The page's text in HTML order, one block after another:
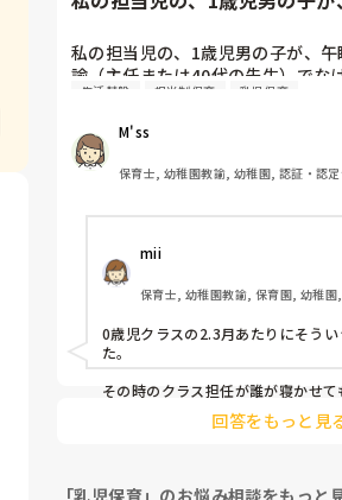
私の担当児の、1歳児男の子が、
諭（主任または40代の先生）でな
って遊び回ったり、泣いたりします
その日外でたくさん動いた！頭を
関係ないようで、家でも寝ること
で、お母さんが寝ようと声をかけ
けれど、私は特定の保育教諭が付
『特定の保育教諭に見守られ安心
いていました。
しかし、主任の考えは違うようで
んのじゃ困る。誰が付いても寝れ
んとね。｣と毎月毎月言われます…
確かに主任がいないと寝ないとい
あるかもしれませんが、主任が休
次に寝る40代の先生や、本児にと
抗できない看護師が寝かしつけて
生活基盤 担当制保育 乳児保育
M'ss
保育士, 幼稚園教諭, 幼稚園, 認証・認
mii
保育士, 幼稚園教諭, 保育園, 幼稚園
0歳児クラスの2.3月あたりにそう
た。
その時のクラス担任が誰が寝かせ
る子どもにトントンして他の保育士
た。寝ることには寝るのですが寝つ
まその保育士のトントンで眠るよう
回答をもっと見
「乳児保育」のお悩み相談をもっと